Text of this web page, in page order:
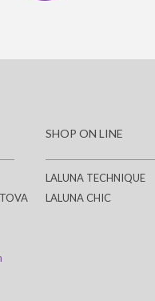
SHOP ON LINE
LALUNA TECHNIQUE
LALUNA CHIC